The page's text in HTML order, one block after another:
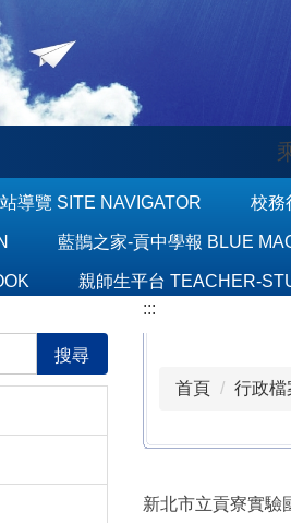
導覽 SITE NAVIGATOR 校務
藍鵲之家-貢中學報 BLUE
親師生平台 TEACHER-
搜尋
:::
首頁 行政檔
新北市立貢寮實驗